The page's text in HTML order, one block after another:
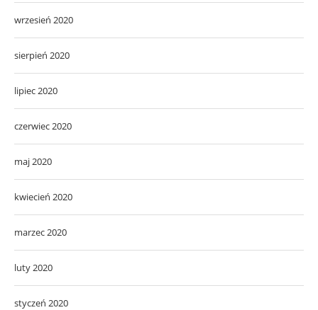
wrzesień 2020
sierpień 2020
lipiec 2020
czerwiec 2020
maj 2020
kwiecień 2020
marzec 2020
luty 2020
styczeń 2020